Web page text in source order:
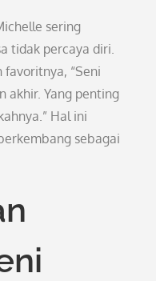
sering
tidak percaya diri.
“Seni
akhir. Yang penting
Hal ini
sebagai